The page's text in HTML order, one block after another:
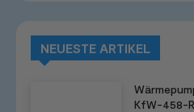
NEUESTE ARTIKEL
KfW-458-